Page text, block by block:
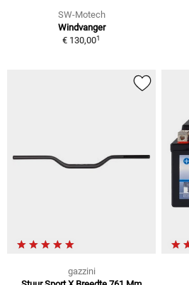
SW-Motech
Windvanger
€ 130,001
gazzini